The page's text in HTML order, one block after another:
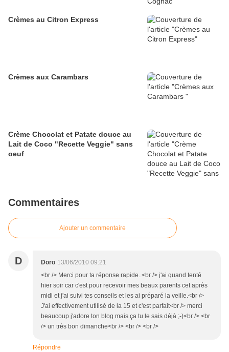
Crèmes au Citron Express
Crèmes aux Carambars
Crème Chocolat et Patate douce au
Lait de Coco "Recette Veggie" sans
oeuf
Commentaires
Ajouter un commentaire
D Doro 13/06/2010 09:21
<br /> Merci pour ta réponse rapide..<br /> j'ai quand tenté
hier soir car c'est pour recevoir mes beaux parents cet après
midi et j'ai suivi tes conseils et les ai préparé la veille.<br />
J'ai effectivement utilisé de la 15 et c'est parfait<br /> merci
beaucoup j'adore ton blog mais ça tu le sais déjà ;-)<br /> <br
/> un très bon dimanche<br /> <br /> <br />
Répondre